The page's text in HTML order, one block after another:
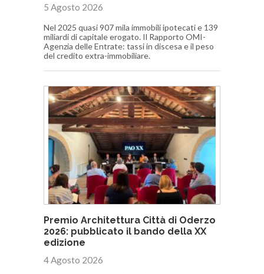
5 Agosto 2026
Nel 2025 quasi 907 mila immobili ipotecati e 139
miliardi di capitale erogato. Il Rapporto OMI-
Agenzia delle Entrate: tassi in discesa e il peso
del credito extra-immobiliare.
Premio Architettura Città di Oderzo
2026: pubblicato il bando della XX
edizione
4 Agosto 2026